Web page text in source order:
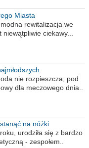
Miasta
rewitalizacja we
niewątpliwie ciekawy...
nie rozpieszcza, pod
dla meczowego dnia..
na nóżki
urodziła się z bardzo
- zespołem..